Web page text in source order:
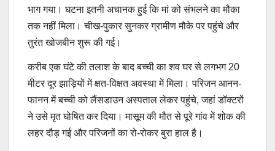
भाग गया। घटना इतनी अचानक हुई कि मां को संभलने का मौका
तक नहीं मिला। चीख-पुकार सुनकर ग्रामीण मौके पर पहुंचे और
तुरंत खोजबीन शुरू की गई।
करीब एक घंटे की तलाश के बाद बच्ची का शव घर से लगभग 20
मीटर दूर झाड़ियों में क्षत-विक्षत अवस्था में मिला। परिजन आनन-
फानन में बच्ची को लैंसडाउन अस्पताल लेकर पहुंचे, जहां डॉक्टरों
ने उसे मृत घोषित कर दिया। मासूम की मौत से पूरे गांव में शोक की
लहर दौड़ गई और परिजनों का रो-रोकर बुरा हाल है।